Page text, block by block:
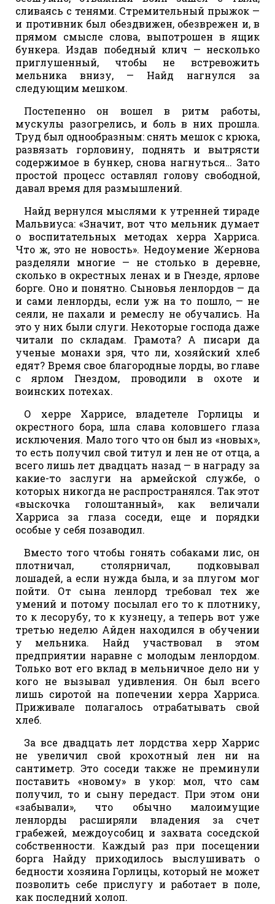
сливаясь с тенями. Стремительный прыжок —
и противник был обездвижен, обезврежен и, в
прямом смысле слова, выпотрошен в ящик
бункера. Издав победный клич — несколько
приглушенный, чтобы не встревожить
мельника внизу, — Найд нагнулся за
следующим мешком.
Постепенно он вошел в ритм работы,
мускулы разогрелись, и боль в них прошла.
Труд был однообразным: снять мешок с крюка,
развязать горловину, поднять и вытрясти
содержимое в бункер, снова нагнуться… Зато
простой процесс оставлял голову свободной,
давал время для размышлений.
Найд вернулся мыслями к утренней тираде
Мальвиуса: «Значит, вот что мельник думает
о воспитательных методах херра Харриса.
Что ж, это не новость». Недоумение Жернова
разделяли многие — не столько в деревне,
сколько в окрестных ленах и в Гнезде, ярлове
борге. Оно и понятно. Сыновья ленлордов — да
и сами ленлорды, если уж на то пошло, — не
сеяли, не пахали и ремеслу не обучались. На
это у них были слуги. Некоторые господа даже
читали по складам. Грамота? А писари да
ученые монахи зря, что ли, хозяйский хлеб
едят? Время свое благородные лорды, во главе
с ярлом Гнездом, проводили в охоте и
воинских потехах.
О херре Харрисе, владетеле Горлицы и
окрестного бора, шла слава коловшего глаза
исключения. Мало того что он был из «новых»,
то есть получил свой титул и лен не от отца, а
всего лишь лет двадцать назад — в награду за
какие-то заслуги на армейской службе, о
которых никогда не распространялся. Так этот
«выскочка голоштанный», как величали
Харриса за глаза соседи, еще и порядки
особые у себя позаводил.
Вместо того чтобы гонять собаками лис, он
плотничал, столярничал, подковывал
лошадей, а если нужда была, и за плугом мог
пойти. От сына ленлорд требовал тех же
умений и потому посылал его то к плотнику,
то к лесорубу, то к кузнецу, а теперь вот уже
третью неделю Айден находился в обучении
у мельника. Найд участвовал в этом
предприятии наравне с молодым ленлордом.
Только вот его вклад в мельничное дело ни у
кого не вызывал удивления. Он был всего
лишь сиротой на попечении херра Харриса.
Приживале полагалось отрабатывать свой
хлеб.
За все двадцать лет лордства херр Харрис
не увеличил свой крохотный лен ни на
сантиметр. Это соседи также не преминули
поставить «новому» в укор: мол, что сам
получил, то и сыну передаст. При этом они
«забывали», что обычно малоимущие
ленлорды расширяли владения за счет
грабежей, междоусобиц и захвата соседской
собственности. Каждый раз при посещении
борга Найду приходилось выслушивать о
бедности хозяина Горлицы, который не может
позволить себе прислугу и работает в поле,
как последний холоп.